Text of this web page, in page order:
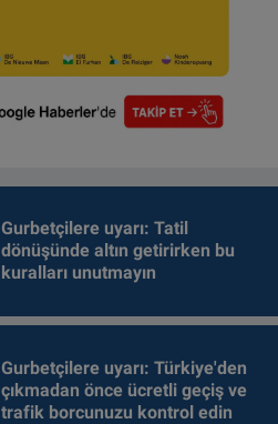
Gurbetçilere uyarı: Tatil
dönüşünde altın getirirken bu
kuralları unutmayın
Gurbetçilere uyarı: Türkiye'den
çıkmadan önce ücretli geçiş ve
trafik borcunuzu kontrol edin